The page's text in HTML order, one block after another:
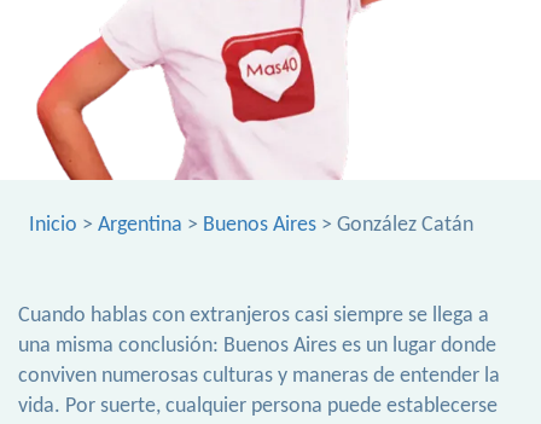
Inicio > Argentina > Buenos Aires > González Catán
Cuando hablas con extranjeros casi siempre se llega a
una misma conclusión: Buenos Aires es un lugar donde
conviven numerosas culturas y maneras de entender la
vida. Por suerte, cualquier persona puede establecerse